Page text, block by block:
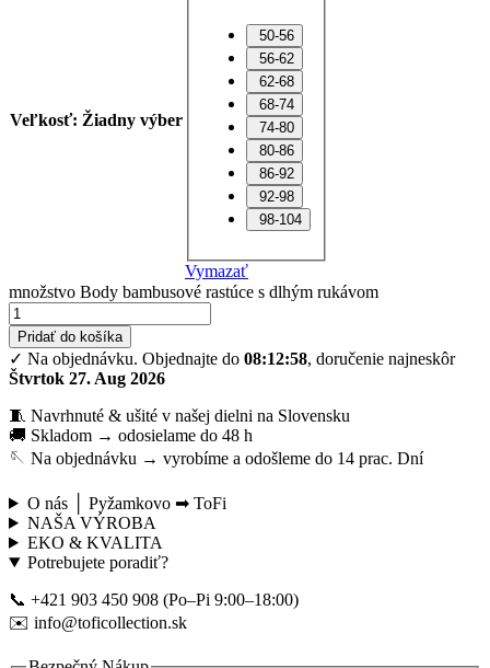
Veľkosť: Žiadny výber
50-56
56-62
62-68
68-74
74-80
80-86
86-92
92-98
98-104
Vymazať
množstvo Body bambusové rastúce s dlhým rukávom
Pridať do košíka
✓ Na objednávku. Objednajte do 08:12:57, doručenie najneskôr
Štvrtok 27. Aug 2026
🧵 Navrhnuté & ušité v našej dielni na Slovensku
🚚 Skladom → odosielame do 48 h
🪡 Na objednávku → vyrobíme a odošleme do 14 prac. Dní
O nás │ Pyžamkovo ➡ ToFi
NAŠA VÝROBA
EKO & KVALITA
Potrebujete poradiť?
📞 +421 903 450 908 (Po–Pi 9:00–18:00)
✉️ info@toficollection.sk